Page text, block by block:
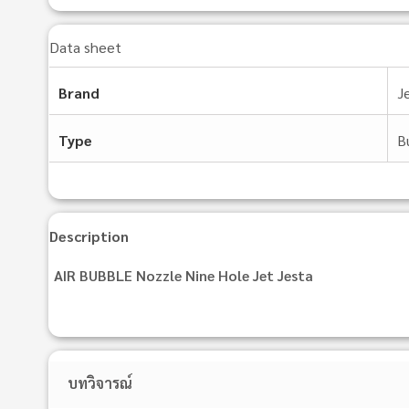
Data sheet
Brand
Type
Description
AIR BUBBLE Nozzle Nine Hole Jet Jesta
บทวิจารณ์